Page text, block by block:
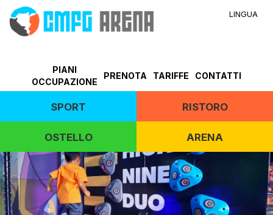
LINGUA
PIANI
OCCUPAZIONE
PRENOTA TARIFFE CONTATTI
SPORT RISTORO
OSTELLO ARENA